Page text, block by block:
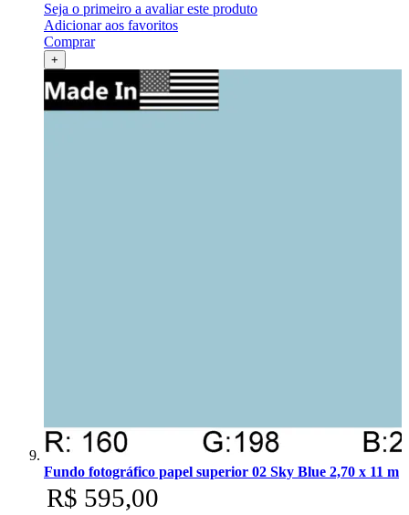
Seja o primeiro a avaliar este produto
Adicionar aos favoritos
Comprar
+
Fundo fotográfico papel superior 02 Sky Blue 2,70 x 11 m
R$ 595,00